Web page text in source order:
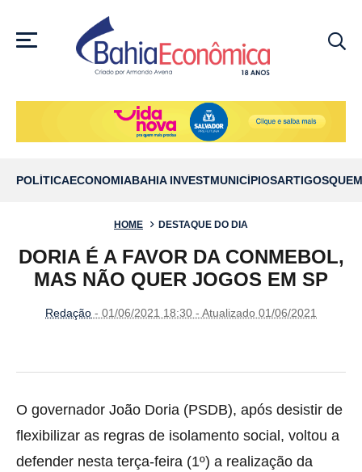
MENU
POLÍTICAECONOMIABAHIA INVESTMUNICÍPIOSARTIGOS
HOME DESTAQUE DO DIA
DORIA É A FAVOR DA CONMEBOL,
MAS NÃO QUER JOGOS EM SP
Redação - 01/06/2021 18:30 - Atualizado 01/06/2021
O governador João Doria (PSDB), após desistir de
flexibilizar as regras de isolamento social, voltou a
defender nesta terça-feira (1º) a realização da